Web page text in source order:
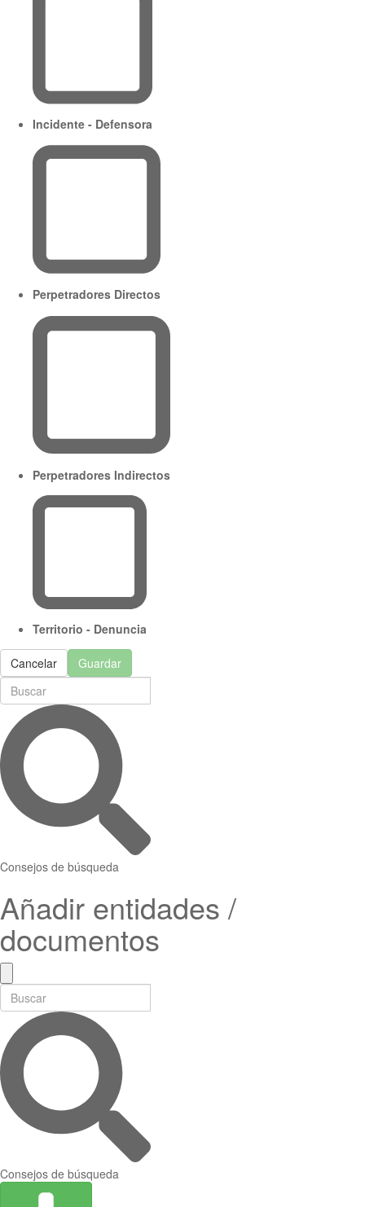
Incidente - Defensora
Perpetradores Directos
Perpetradores Indirectos
Territorio - Denuncia
Cancelar Guardar
Consejos de búsqueda
Añadir entidades /
documentos
Consejos de búsqueda